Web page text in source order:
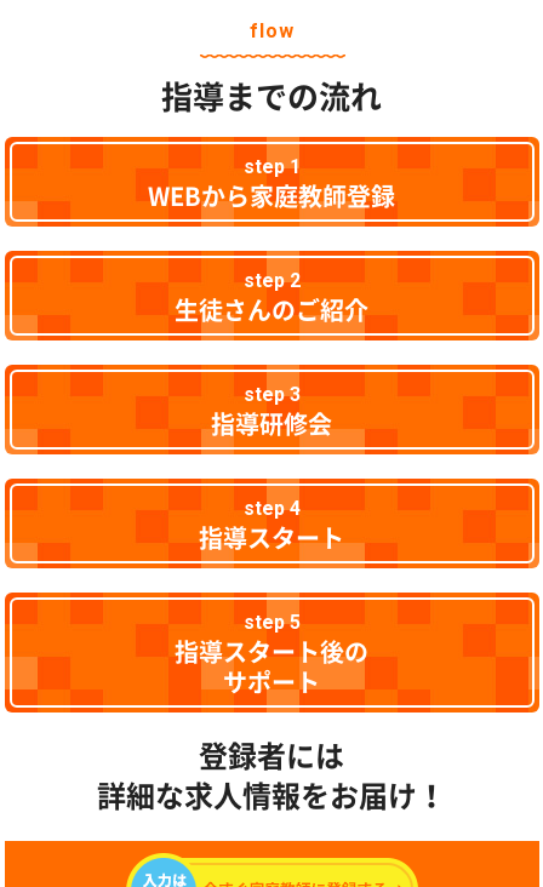
flow
指導までの流れ
step 1
WEBから家庭教師登録
step 2
生徒さんのご紹介
step 3
指導研修会
step 4
指導スタート
step 5
指導スタート後の
サポート
登録者には
詳細な求人情報をお届け！